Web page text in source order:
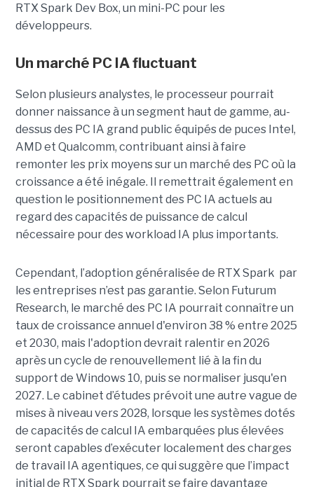
RTX Spark Dev Box, un mini-PC pour les
développeurs.
Un marché PC IA fluctuant
Selon plusieurs analystes, le processeur pourrait
donner naissance à un segment haut de gamme, au-
dessus des PC IA grand public équipés de puces Intel,
AMD et Qualcomm, contribuant ainsi à faire
remonter les prix moyens sur un marché des PC où la
croissance a été inégale. Il remettrait également en
question le positionnement des PC IA actuels au
regard des capacités de puissance de calcul
nécessaire pour des workload IA plus importants.
Cependant, l’adoption généralisée de RTX Spark par
les entreprises n’est pas garantie. Selon Futurum
Research, le marché des PC IA pourrait connaître un
taux de croissance annuel d'environ 38 % entre 2025
et 2030, mais l'adoption devrait ralentir en 2026
après un cycle de renouvellement lié à la fin du
support de Windows 10, puis se normaliser jusqu'en
2027. Le cabinet d’études prévoit une autre vague de
mises à niveau vers 2028, lorsque les systèmes dotés
de capacités de calcul IA embarquées plus élevées
seront capables d’exécuter localement des charges
de travail IA agentiques, ce qui suggère que l’impact
initial de RTX Spark pourrait se faire davantage